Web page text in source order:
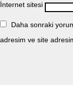
İnternet sitesi
Daha sonraki
adresim ve site